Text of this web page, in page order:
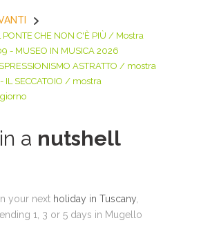
CHE NON C'È PIÙ / Mostra
- MUSEO IN MUSICA 2026
ASTRATTO / mostra
SECCATOIO / mostra
a nutshell
your next holiday in Tuscany
1, 3 or 5 days in Mugello